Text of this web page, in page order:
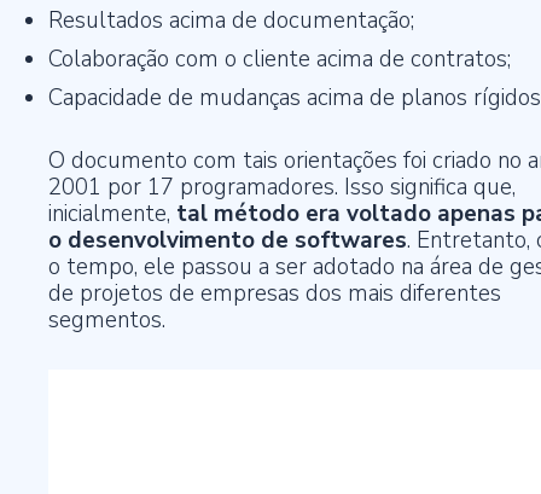
Resultados acima de documentação;
Colaboração com o cliente acima de contratos;
Capacidade de mudanças acima de planos
O documento com tais orientações foi criado no
2001 por 17 programadores. Isso significa que,
inicialmente, tal método era voltado apenas
o desenvolvimento de softwares. Entretanto,
o tempo, ele passou a ser adotado na área de
de projetos de empresas dos mais diferentes
segmentos.